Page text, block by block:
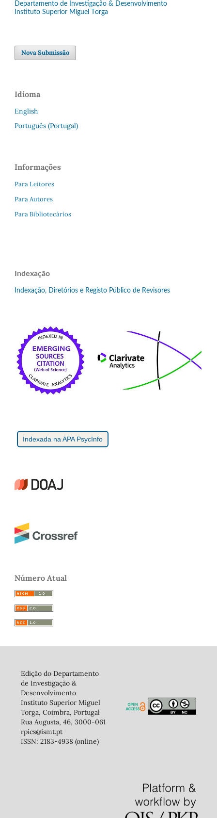
Departamento de Investigação & Desenvolvimento
Instituto Superior Miguel Torga
Nova Submissão
Idioma
English
Português (Portugal)
Informações
Para Leitores
Para Autores
Para Bibliotecários
Indexação
Indexação, Diretórios e Registo Público de Revisores
Indexada na APA PsycInfo
Número Atual
Edição do Departamento
de Investigação &
Desenvolvimento
Instituto Superior Miguel
Torga, Coimbra, Portugal
Rua Augusta, 46, 3000-061
rpics@ismt.pt
ISSN: 2183-4938 (online)